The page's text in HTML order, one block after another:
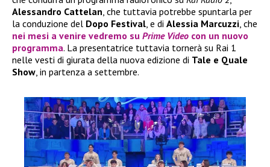
Alessandro Cattelan, che tuttavia potrebbe spuntarla per
la conduzione del Dopo Festival, e di Alessia Marcuzzi, che
nei mesi a venire vedremo su Prime Video con un nuovo
programma. La presentatrice tuttavia tornerà su Rai 1
nelle vesti di giurata della nuova edizione di Tale e Quale
Show, in partenza a settembre.